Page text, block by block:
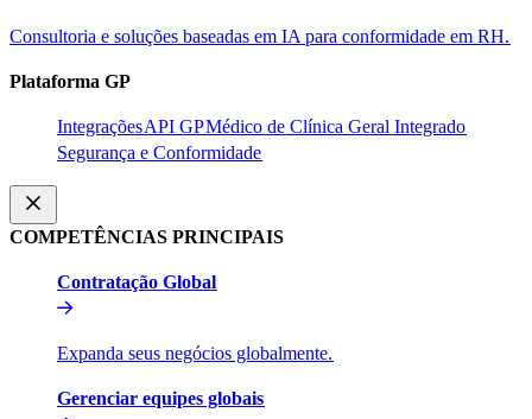
Consultoria e soluções baseadas em IA para conformidade em RH.​​
Plataforma GP​​
Integrações​​API GP​​Médico de Clínica Geral Integrado​​
Segurança e Conformidade​​
COMPETÊNCIAS PRINCIPAIS​​
Contratação Global​​
Expanda seus negócios globalmente.​​
Gerenciar equipes globais​​